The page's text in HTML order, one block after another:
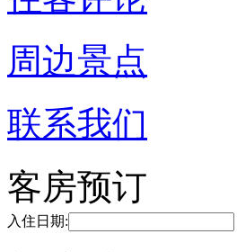
周边景点
联系我们
客房预订
入住日期: